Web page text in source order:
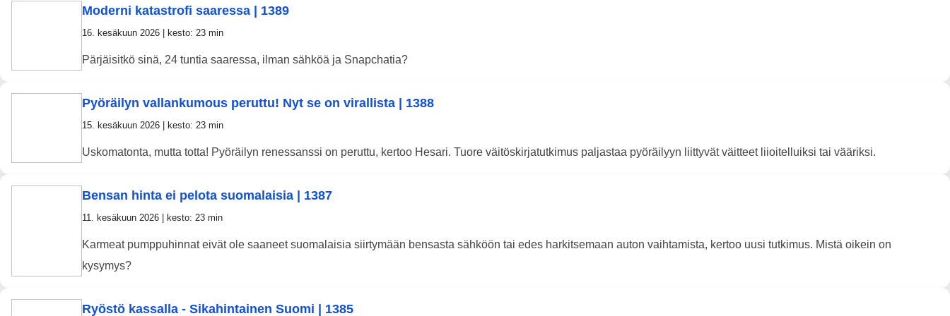
Moderni katastrofi saaressa | 1389
16. kesäkuun 2026 | kesto: 23 min
Pärjäisitkö sinä, 24 tuntia saaressa, ilman sähköä ja Snapchatia?
Pyöräilyn vallankumous peruttu! Nyt se on virallista | 1388
15. kesäkuun 2026 | kesto: 23 min
Uskomatonta, mutta totta! Pyöräilyn renessanssi on peruttu, kertoo Hesari. Tuore väitöskirjatutkimus paljastaa pyöräilyyn liittyvät väitteet liioitelluiksi tai vääriksi.
Bensan hinta ei pelota suomalaisia | 1387
11. kesäkuun 2026 | kesto: 23 min
Karmeat pumppuhinnat eivät ole saaneet suomalaisia siirtymään bensasta sähköön tai edes harkitsemaan auton vaihtamista, kertoo uusi tutkimus. Mistä oikein on
kysymys?
Ryöstö kassalla - Sikahintainen Suomi | 1385